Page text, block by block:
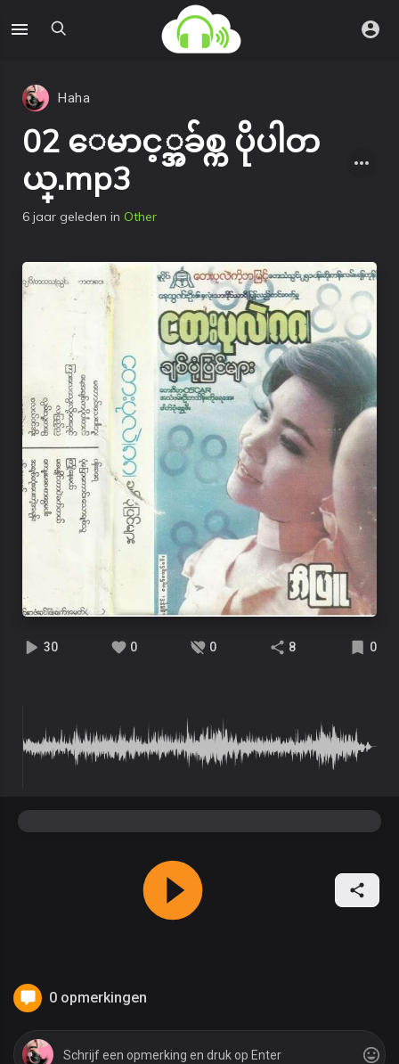
Haha
02 ေမာင့္အခ်စ္က ပိုပါတ
ယ္.mp3
6 jaar geleden in Other
30 0 0 8 0
0 opmerkingen